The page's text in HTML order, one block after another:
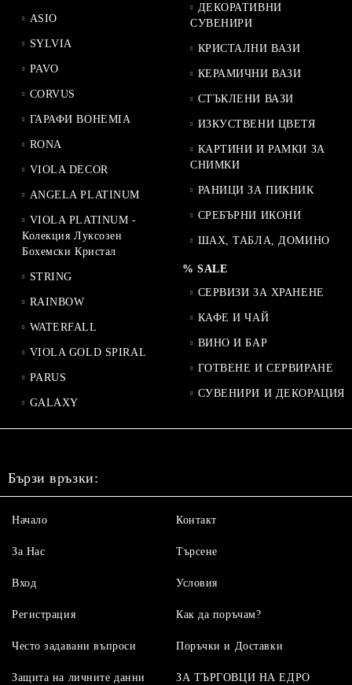
ASIO
SYLVIA
PAVO
CORVUS
ГАРАФИ BOHEMIA
RONA
VIOLA DECOR
ANGELA PLATINUM
VIOLA PLATINUM -
Колекция Луксозен
Бохемски Кристал
STRING
RAINBOW
WATERFALL
VIOLA GOLD SPIRAL
PARUS
GALAXY
ДЕКОРАТИВНИ
СУВЕНИРИ
КРИСТАЛНИ ВАЗИ
КЕРАМИЧНИ ВАЗИ
СТЪКЛЕНИ ВАЗИ
ИЗКУСТВЕНИ ЦВЕТЯ
КАРТИНИ И РАМКИ ЗА
СНИМКИ
РАНИЦИ ЗА ПИКНИК
СРЕБЪРНИ ИКОНИ
ШАХ, ТАБЛА, ДОМИНО
% SALE
СЕРВИЗИ ЗА ХРАНЕНЕ
КАФЕ И ЧАЙ
ВИНО И БАР
ГОТВЕНЕ И СЕРВИРАНЕ
СУВЕНИРИ И ДЕКОРАЦИЯ
Бързи връзки:
Начало
За Нас
Вход
Регистрация
Контакт
Търсене
Условия
Как да поръчам?
Често задавани въпроси
Защита на личните данни
Поръчки и Доставки
ЗА ТЪРГОВЦИ НА ЕДРО